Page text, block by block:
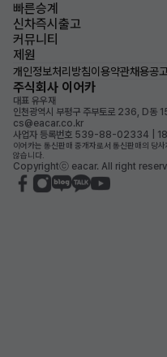
빠른승계
신차즉시출고
커뮤니티
제원
개인정보처리방침이용약관채용공
주식회사 이어카
대표 유우재
인천광역시 부평구 주부토로 236, D동
cs@eacar.co.kr
사업자 등록번호 539-88-02334 |
이어카는 통신판매 중개자로서 통신판매의 당
않습니다.
Copyrightⓒ eacar. All right